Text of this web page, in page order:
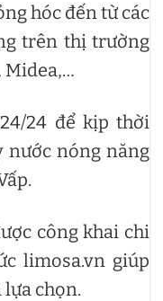
hóc đến từ các
trên thị trường
Midea,…
24 để kịp thời
nước nóng năng
công khai chi
limosa.vn giúp
chọn.